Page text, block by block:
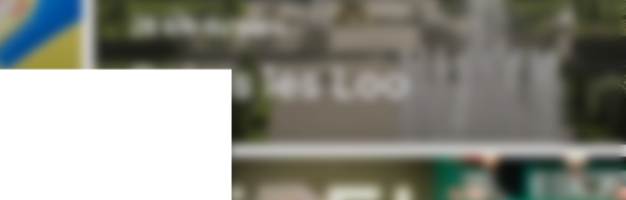
Palais les Loo
28 km du parc